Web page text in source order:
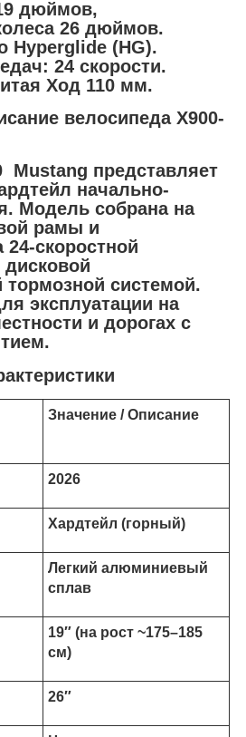
дюймов,
26 дюймов.
Hyperglide (HG).
24 скорости.
Ход 110 мм.
велосипеда X900-
Mustang представляет
начально-
Модель собрана на
рамы и
24-скоростной
тормозной системой.
эксплуатации на
и дорогах с
Значение / Описание
2026
Хардтейл (горный)
Легкий алюминиевый
сплав
19″ (на рост ~175–185
см)
26″